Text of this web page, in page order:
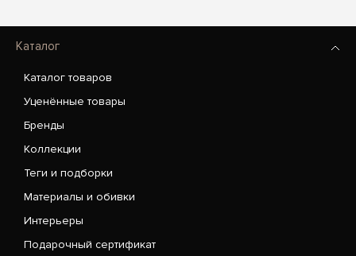
Каталог
Каталог товаров
Уценённые товары
Бренды
Коллекции
Теги и подборки
Материалы и обивки
Интерьеры
Подарочный сертификат